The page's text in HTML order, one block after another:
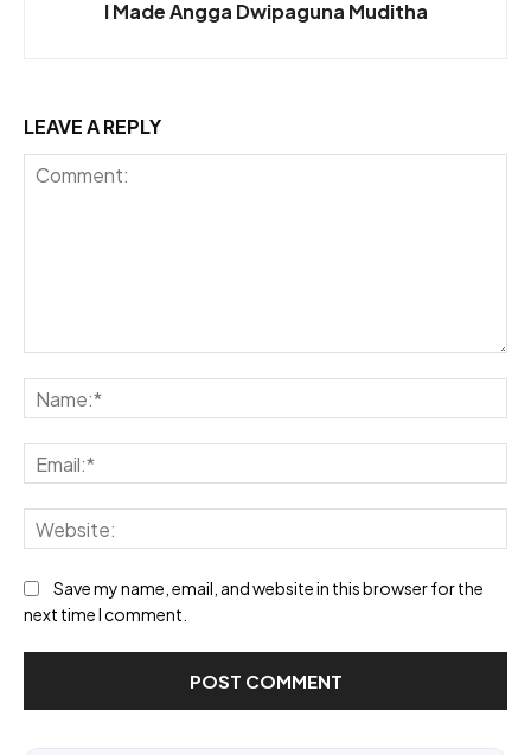
I Made Angga Dwipaguna Muditha
LEAVE A REPLY
Save my name, email, and website in this browser for the
next time I comment.